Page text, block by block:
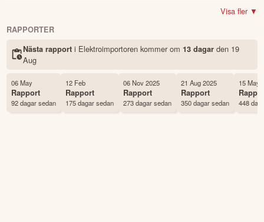
Ja
Namn Elektroimportoren
Ticker
Status Noterad
Land Norge
Första handelsdag
Visa fler ▼
RAPPORTER
Nästa rapporti Elektroimportoren kommerom13 dagar den 19
Aug
06 May
Rapport
92 dagar sedan
12 Feb
Rapport
175 dagar sedan
06 Nov 2025
Rapport
273 dagar sedan
21 Aug 2025
Rapport
350 dagar sedan
15 May
448